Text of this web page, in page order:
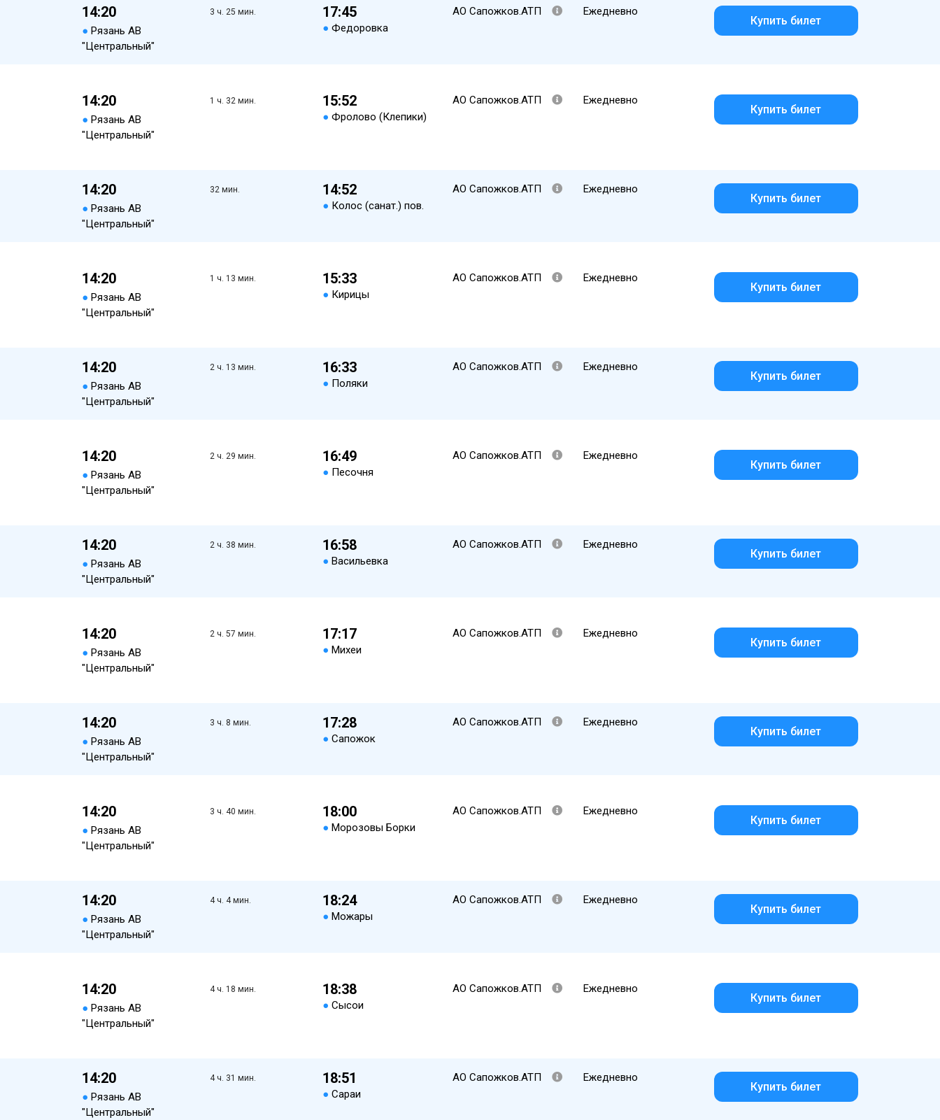
14:20
● Рязань АВ
"Центральный"
3 ч. 25 мин. 17:45
● Федоровка
АО Сапожков.АТП Ежедневно
Купить билет
14:20
● Рязань АВ
"Центральный"
1 ч. 32 мин. 15:52
● Фролово (Клепики)
АО Сапожков.АТП Ежедневно
Купить билет
14:20
● Рязань АВ
"Центральный"
32 мин. 14:52
● Колос (санат.) пов.
АО Сапожков.АТП Ежедневно
Купить билет
14:20
● Рязань АВ
"Центральный"
1 ч. 13 мин. 15:33
● Кирицы
АО Сапожков.АТП Ежедневно
Купить билет
14:20
● Рязань АВ
"Центральный"
2 ч. 13 мин. 16:33
● Поляки
АО Сапожков.АТП Ежедневно
Купить билет
14:20
● Рязань АВ
"Центральный"
2 ч. 29 мин. 16:49
● Песочня
АО Сапожков.АТП Ежедневно
Купить билет
14:20
● Рязань АВ
"Центральный"
2 ч. 38 мин. 16:58
● Васильевка
АО Сапожков.АТП Ежедневно
Купить билет
14:20
● Рязань АВ
"Центральный"
2 ч. 57 мин. 17:17
● Михеи
АО Сапожков.АТП Ежедневно
Купить билет
14:20
● Рязань АВ
"Центральный"
3 ч. 8 мин. 17:28
● Сапожок
АО Сапожков.АТП Ежедневно
Купить билет
14:20
● Рязань АВ
"Центральный"
3 ч. 40 мин. 18:00
● Морозовы Борки
АО Сапожков.АТП Ежедневно
Купить билет
14:20
● Рязань АВ
"Центральный"
4 ч. 4 мин. 18:24
● Можары
АО Сапожков.АТП Ежедневно
Купить билет
14:20
● Рязань АВ
"Центральный"
4 ч. 18 мин. 18:38
● Сысои
АО Сапожков.АТП Ежедневно
Купить билет
14:20
● Рязань АВ
"Центральный"
4 ч. 31 мин. 18:51
● Сараи
АО Сапожков.АТП Ежедневно
Купить билет